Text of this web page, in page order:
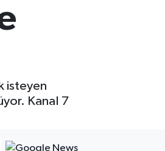
isteyen
Kanal 7